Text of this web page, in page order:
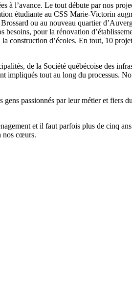
à l’avance. Le tout débute par nos
étudiante au CSS Marie-Victorin
ou au nouveau quartier
pour la rénovation
construction d’écoles. En tout, 10
de la Société québécoise des
impliqués tout au long du processus.
passionnés par leur métier et fiers
et il faut parfois plus de cinq
nos cœurs.